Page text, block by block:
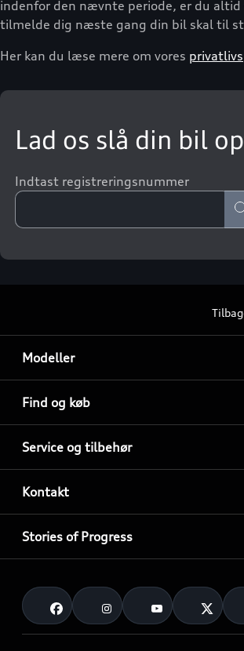
indenfor den nævnte periode, er du
tilmelde dig næste gang din bil skal til
Her kan du læse mere om vores
Lad os slå din bil op
Indtast registreringsnummer
Modeller
Find og køb
Service og tilbehør
Kontakt
Stories of Progress